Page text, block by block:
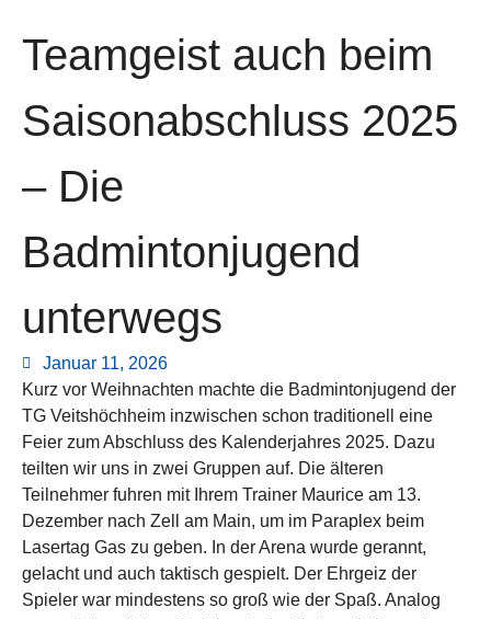
Teamgeist auch beim
Saisonabschluss 2025
– Die
Badmintonjugend
unterwegs
Januar 11, 2026
Kurz vor Weihnachten machte die Badmintonjugend der
TG Veitshöchheim inzwischen schon traditionell eine
Feier zum Abschluss des Kalenderjahres 2025. Dazu
teilten wir uns in zwei Gruppen auf. Die älteren
Teilnehmer fuhren mit Ihrem Trainer Maurice am 13.
Dezember nach Zell am Main, um im Paraplex beim
Lasertag Gas zu geben. In der Arena wurde gerannt,
gelacht und auch taktisch gespielt. Der Ehrgeiz der
Spieler war mindestens so groß wie der Spaß. Analog